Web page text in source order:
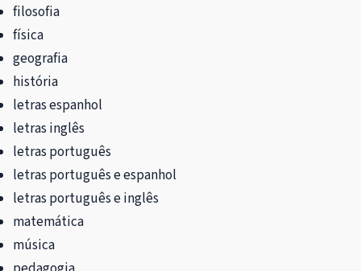
filosofia
física
geografia
história
letras espanhol
letras inglês
letras português
letras português e espanhol
letras português e inglês
matemática
música